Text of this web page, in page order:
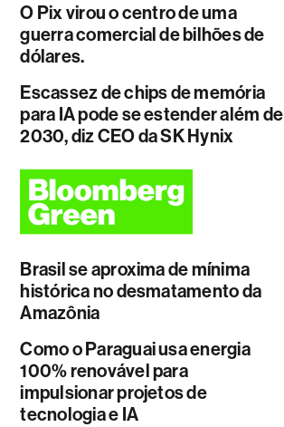
O Pix virou o centro de uma
guerra comercial de bilhões de
dólares.
Escassez de chips de memória
para IA pode se estender além de
2030, diz CEO da SK Hynix
Brasil se aproxima de mínima
histórica no desmatamento da
Amazônia
Como o Paraguai usa energia
100% renovável para
impulsionar projetos de
tecnologia e IA